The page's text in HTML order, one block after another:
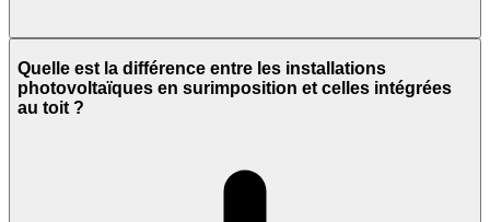
Quelle est la différence entre les installations
photovoltaïques en surimposition et celles intégrées
au toit ?